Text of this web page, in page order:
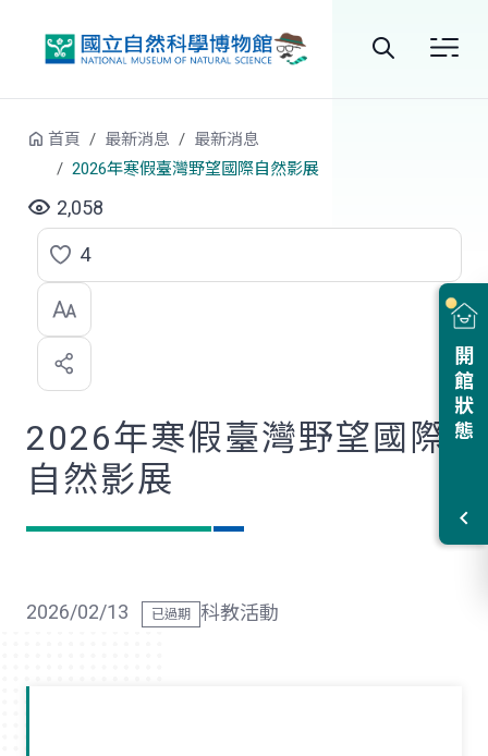
開館狀態
首頁 最新消息
最新消息
2026年寒假臺灣野望國際自然影展
2,058
點
選
喜
歡
4
2026年寒假臺灣野望國際
自然影展
2026/02/13 科教活動